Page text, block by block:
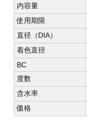
内容量
使用期限
直径（DIA）
着色直径
BC
度数
含水率
価格